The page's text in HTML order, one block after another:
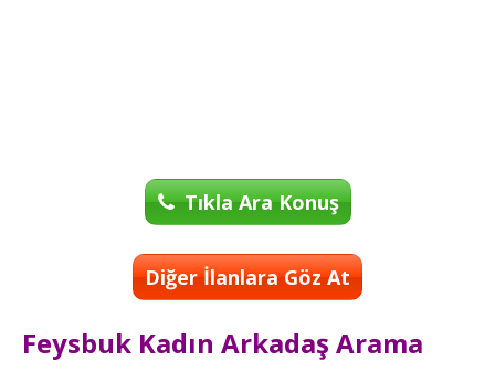
Tıkla Ara Konuş
Diğer İlanlara Göz At
Feysbuk Kadın Arkadaş Arama